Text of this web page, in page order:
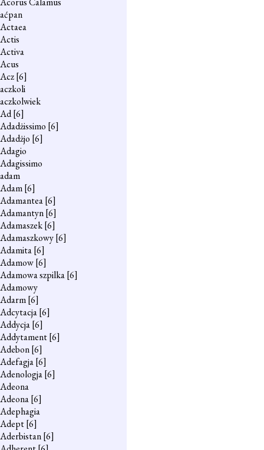
aćpan
Actaea
Actis
Activa
Acus
Acz[6]
aczkoli
aczkolwiek
Ad[6]
Adadżissimo [6]
Adadżjo [6]
Adagio
Adagissimo
adam
Adam[6]
Adamantea[6]
Adamantyn[6]
Adamaszek[6]
Adamaszkowy[6]
Adamita[6]
Adamow[6]
Adamowa szpilka[6]
Adamowy
Adarm[6]
Adcytacja[6]
Addycja[6]
Addytament[6]
Adebon[6]
Adefagja[6]
Adenologja[6]
Adeona
Adeona[6]
Adephagia
Adept[6]
Aderbistan[6]